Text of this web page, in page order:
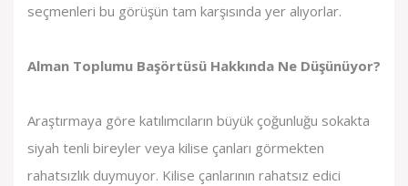
seçmenleri bu görüşün tam karşısında yer alıyorlar.
Alman Toplumu Başörtüsü Hakkında Ne Düşünüyor?
Araştırmaya göre katılımcıların büyük çoğunluğu sokakta
siyah tenli bireyler veya kilise çanları görmekten
rahatsızlık duymuyor. Kilise çanlarının rahatsız edici